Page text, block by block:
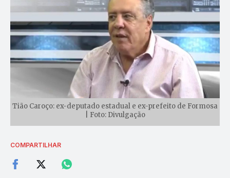
Tião Caroço: ex-deputado estadual e ex-prefeito de Formosa
| Foto: Divulgação
COMPARTILHAR